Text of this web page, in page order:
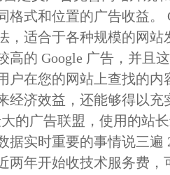
格式和位置的广告收益。
，适合于各种规模的网
高的 Google 广告，并且
户在您的网站上查找的
经济效益，还能够得以充
大的广告联盟，使用的站
据实时重要的事情说三遍
两年开始收技术服务费，